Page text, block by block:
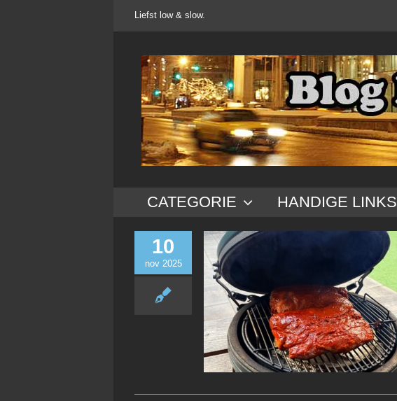
Liefst low & slow.
CATEGORIE HANDIGE LINKS
10
nov 2025